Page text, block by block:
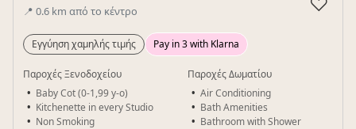
📍 0.6 km από το κέντρο
Εγγύηση χαμηλής τιμής Pay in 3 with Klarna
Παροχές Ξενοδοχείου
Baby Cot (0-1,99 y-o)
Kitchenette in every Studio
Non Smoking
Παροχές Δωματίου
Air Conditioning
Bath Amenities
Bathroom with Shower